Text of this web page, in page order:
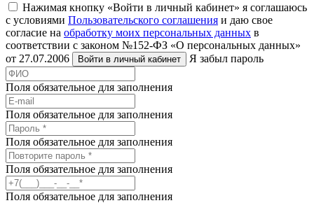
Нажимая кнопку «Войти в личный кабинет» я соглашаюсь
с условиями Пользовательского соглашения и даю свое
согласие на обработку моих персональных данных в
соответствии с законом №152-ФЗ «О персональных данных»
от 27.07.2006
Войти в личный кабинет Я забыл пароль
Поля обязательное для заполнения
Поля обязательное для заполнения
Поля обязательное для заполнения
Поля обязательное для заполнения
Поля обязательное для заполнения